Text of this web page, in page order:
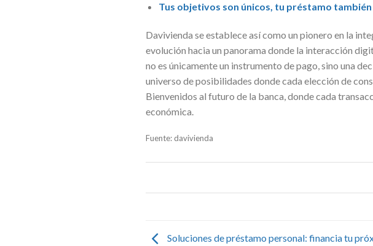
Tus objetivos son únicos, tu préstamo
Davivienda se establece así como un pionero en la
evolución hacia un panorama donde la interacción
no es únicamente un instrumento de pago, sino una
universo de posibilidades donde cada elección de
Bienvenidos al futuro de la banca, donde cada
económica.
Fuente: davivienda
Soluciones de préstamo personal: financia tu